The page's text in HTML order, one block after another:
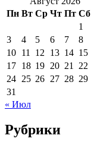
Пн Вт Ср Чт Пт Сб
1
3
4 5 6 7 8
10 11 12 13 14 15
17 18 19 20 21 22
24 25 26 27 28 29
31
« Июл
Рубрики